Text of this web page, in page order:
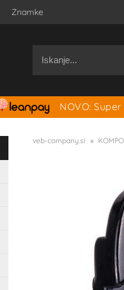
Znamke
NOVO:
veb-company.si